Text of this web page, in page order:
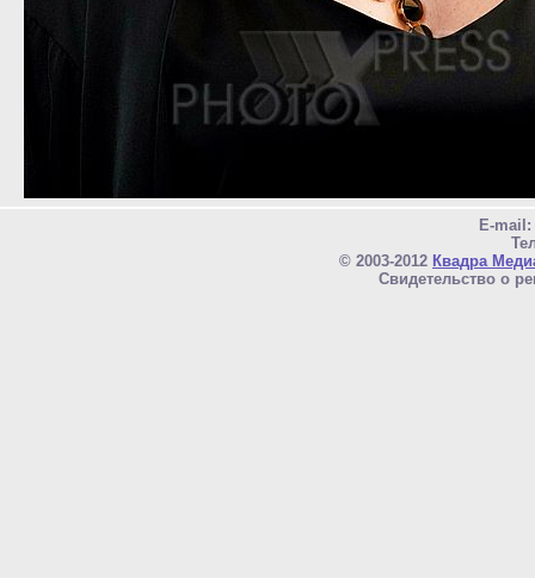
E-mail:
© 2003-2012 Квадра
Свидетельство о